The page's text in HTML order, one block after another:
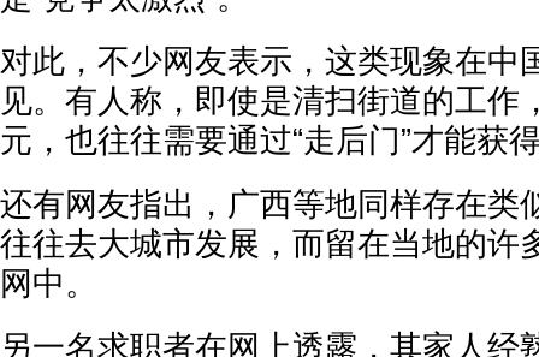
对此，不少网友表示，这类现象在中
见。有人称，即使是清扫街道的工作
元，也往往需要通过“走后门”才能获
还有网友指出，广西等地同样存在类
往往去大城市发展，而留在当地的许
网中。
另一名求职者在网上透露，其家人经